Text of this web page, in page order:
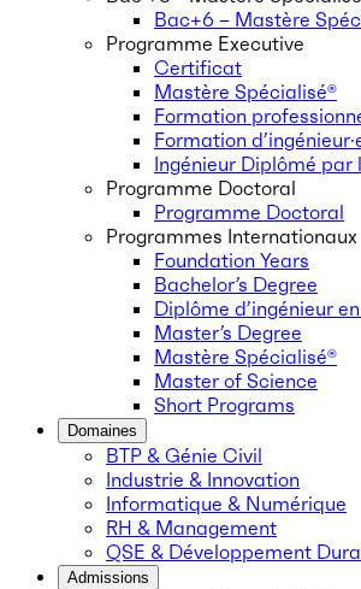
Bac+6 – Mastère
Programme Executive
Certificat
Mastère Spécialisé®
Formation
Formation
Ingénieur Diplômé par
Programme Doctoral
Programme Doctoral
Programmes Internationaux
Foundation Years
Bachelor’s Degree
Diplôme d’ingénieur
Master’s Degree
Mastère Spécialisé®
Master of Science
Short Programs
Domaines
BTP & Génie Civil
Industrie & Innovation
Informatique & Numérique
RH & Management
QSE & Développement
Admissions